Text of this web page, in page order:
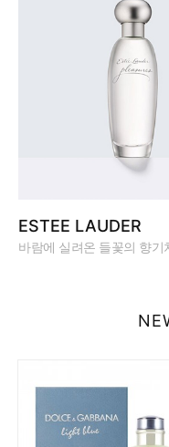
ESTEE LAUDER
바람에 실려온 들꽃의 향기